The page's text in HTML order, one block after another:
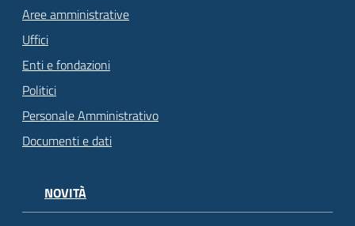
Aree amministrative
Uffici
Enti e fondazioni
Politici
Personale Amministrativo
Documenti e dati
NOVITÀ